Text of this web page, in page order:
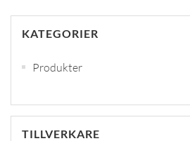
KATEGORIER
Produkter
TILLVERKARE